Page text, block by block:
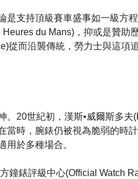
是支持頂級賽車盛事如一級方
du Mans)，抑或是贊助
從而沿襲傳統，勞力士與這項
20世紀初，漢斯•威爾斯多夫
當時，腕錶仍被視為脆弱的時
用於多種場合。
鐘錶評級中心(Official Watch